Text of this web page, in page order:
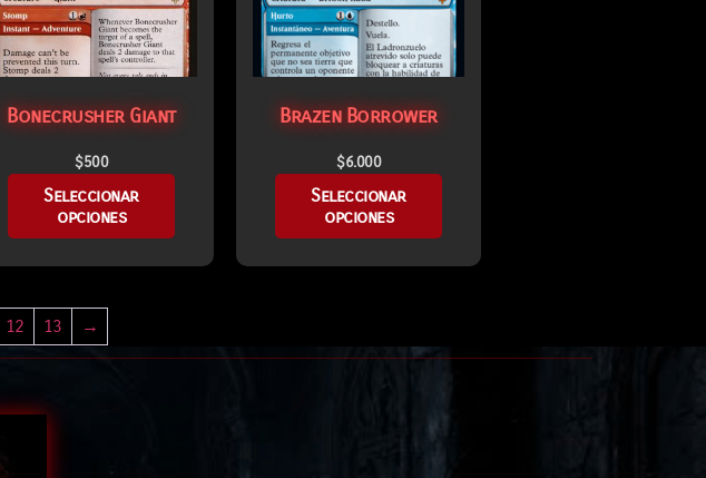
Bonecrusher Giant
$500
Seleccionar
opciones
Brazen Borrower
$6.000
Seleccionar
opciones
12 13 →